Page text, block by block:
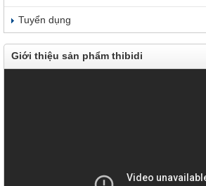
Tuyển dụng
Giới thiệu sản phẩm thibidi